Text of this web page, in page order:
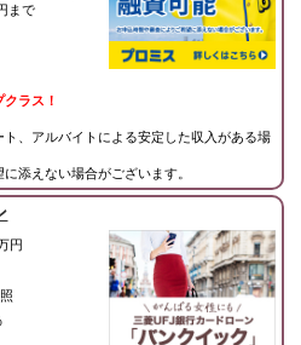
まで
ラス！
、アルバイトによる安定した収入がある場
添えない場合がございます。
円